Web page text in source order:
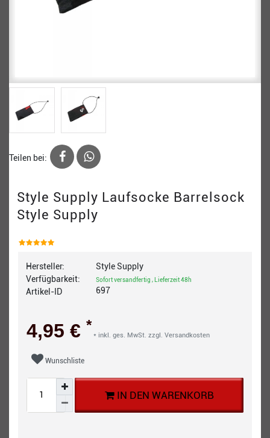
Teilen bei:
Style Supply Laufsocke Barrelsock
Style Supply
Hersteller:
Verfügbarkeit:
Artikel-ID
Style Supply
Sofort versandfertig , Lieferzeit 48h
697
4,95 € *
* inkl. ges. MwSt. zzgl. Versandkosten
Wunschliste
IN DEN WARENKORB